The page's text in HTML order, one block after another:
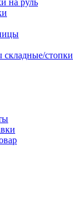
на руль
складные/стопки